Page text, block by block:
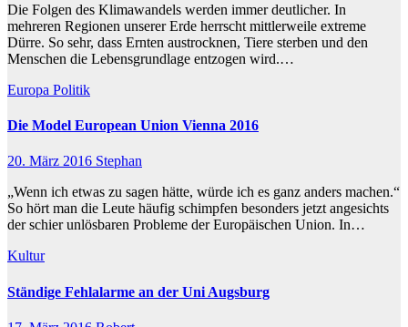
Die Folgen des Klimawandels werden immer deutlicher. In
mehreren Regionen unserer Erde herrscht mittlerweile extreme
Dürre. So sehr, dass Ernten austrocknen, Tiere sterben und den
Menschen die Lebensgrundlage entzogen wird.…
Europa Politik
Die Model European Union Vienna 2016
20. März 2016 Stephan
„Wenn ich etwas zu sagen hätte, würde ich es ganz anders machen.“
So hört man die Leute häufig schimpfen besonders jetzt angesichts
der schier unlösbaren Probleme der Europäischen Union. In…
Kultur
Ständige Fehlalarme an der Uni Augsburg